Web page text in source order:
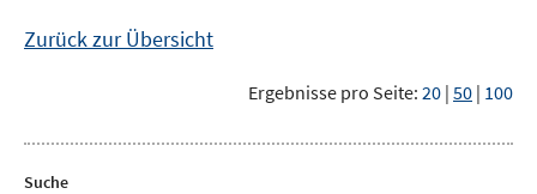
Zurück zur Übersicht
Ergebnisse pro Seite: 20 | 50 | 100
Suche